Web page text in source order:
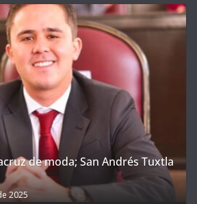
de moda; San Andrés Tuxtla
2025